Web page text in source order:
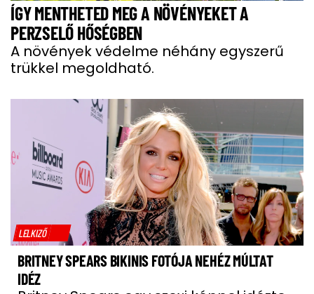
ÍGY MENTHETED MEG A NÖVÉNYEKET A
PERZSELŐ HŐSÉGBEN
A növények védelme néhány egyszerű
trükkel megoldható.
LELKIZŐ
BRITNEY SPEARS BIKINIS FOTÓJA NEHÉZ MÚLTAT
IDÉZ